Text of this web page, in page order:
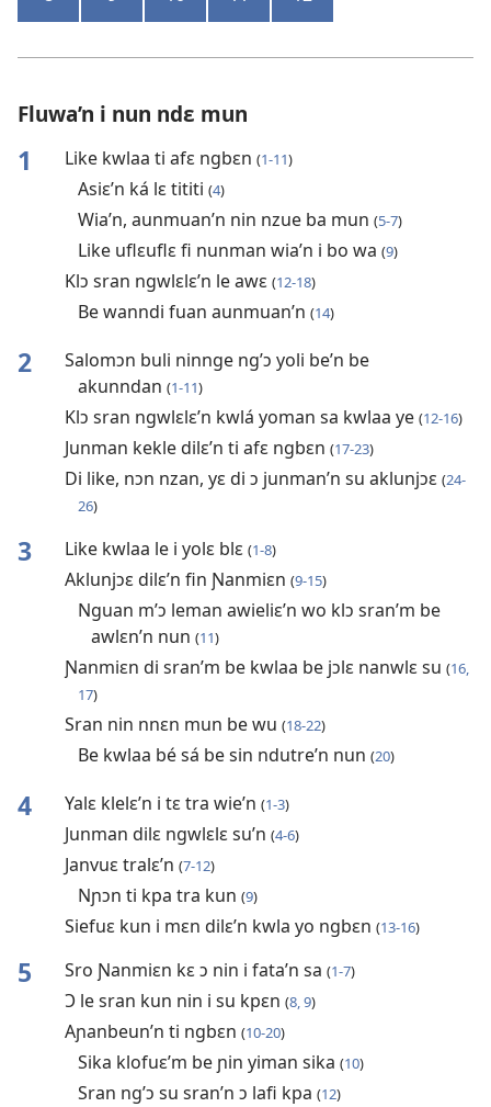
Fluwa’n i nun ndɛ mun
1 Like kwlaa ti afɛ ngbɛn (1-11)
Asiɛ’n ká lɛ tititi (4)
Wia’n, aunmuan’n nin nzue ba mun (5-7)
Like uflɛuflɛ fi nunman wia’n i bo wa (9)
Klɔ sran ngwlɛlɛ’n le awɛ (12-18)
Be wanndi fuan aunmuan’n (14)
2
Salomɔn buli ninnge ng’ɔ yoli be’n be
akunndan (1-11)
Klɔ sran ngwlɛlɛ’n kwlá yoman sa kwlaa ye (12-16)
Junman kekle dilɛ’n ti afɛ ngbɛn (17-23)
Di like, nɔn nzan, yɛ di ɔ junman’n su aklunjɔɛ (24-
26)
3 Like kwlaa le i yolɛ blɛ (1-8)
Aklunjɔɛ dilɛ’n fin Ɲanmiɛn (9-15)
Nguan m’ɔ leman awieliɛ’n wo klɔ sran’m be
awlɛn’n nun (11)
Ɲanmiɛn di sran’m be kwlaa be jɔlɛ nanwlɛ su (16,
17)
Sran nin nnɛn mun be wu (18-22)
Be kwlaa bé sá be sin ndutre’n nun (20)
4 Yalɛ klelɛ’n i tɛ tra wie’n (1-3)
Junman dilɛ ngwlɛlɛ su’n (4-6)
Janvuɛ tralɛ’n (7-12)
Nɲɔn ti kpa tra kun (9)
Siefuɛ kun i mɛn dilɛ’n kwla yo ngbɛn (13-16)
5 Sro Ɲanmiɛn kɛ ɔ nin i fata’n sa (1-7)
Ɔ le sran kun nin i su kpɛn (8, 9)
Aɲanbeun’n ti ngbɛn (10-20)
Sika klofuɛ’m be ɲin yiman sika (10)
Sran ng’ɔ su sran’n ɔ lafi kpa (12)